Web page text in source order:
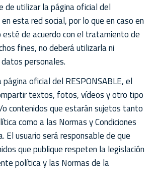
de utilizar la página oficial del
en esta red social, por lo que en caso en
esté de acuerdo con el tratamiento de
fines, no deberá utilizarla ni
personales.
oficial del RESPONSABLE, el
textos, fotos, vídeos y otro tipo
contenidos que estarán sujetos tanto
como a las Normas y Condiciones
El usuario será responsable de que
que publique respeten la legislación
política y las Normas de la